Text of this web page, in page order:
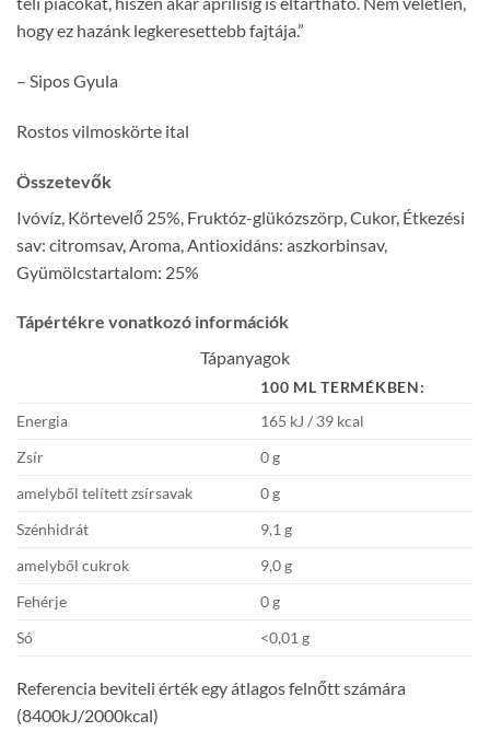
hogy ez hazánk legkeresettebb fajtája.”
– Sipos Gyula
Rostos vilmoskörte ital
Összetevők
Ivóvíz, Körtevelő 25%, Fruktóz-glükózszörp, Cukor, Étkezési
sav: citromsav, Aroma, Antioxidáns: aszkorbinsav,
Gyümölcstartalom: 25%
Tápértékre vonatkozó információk
Tápanyagok
100 ML TERMÉKBEN:
Energia
165 kJ / 39 kcal
Zsír
0 g
amelyből telített zsírsavak
0 g
Szénhidrát
9,1 g
amelyből cukrok
9,0 g
Fehérje
0 g
Só
<0,01 g
Referencia beviteli érték egy átlagos felnőtt számára
(8400kJ/2000kcal)